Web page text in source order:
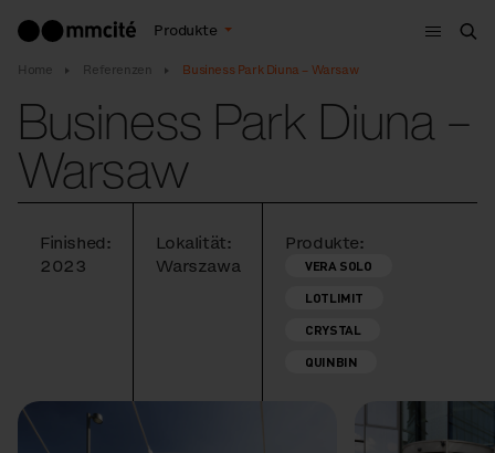
Produkte
Menu
Home Referenzen Business Park Diuna – Warsaw
Business Park Diuna –
Warsaw
Finished:
2023
Lokalität:
Warszawa
Produkte:
VERA SOLO
LOTLIMIT
CRYSTAL
QUINBIN